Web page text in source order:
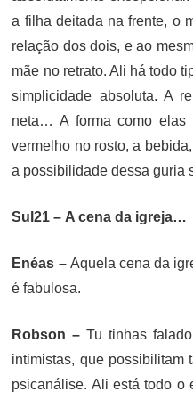
a filha deitada na frente, o
relação dos dois, e ao
mãe no retrato. Ali há todo
simplicidade absoluta. A
neta… A forma como elas
vermelho no rosto, a
a possibilidade dessa guria
Sul21 – A cena da igreja…
Enéas –Aquela cena da
é fabulosa.
Robson – Tu tinhas
intimistas, que possibilitam
psicanálise. Ali está todo o